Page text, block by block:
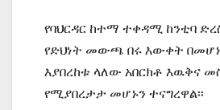
የባህርዳር ከተማ ተቀዳሚ ከንቲባ
የድህነት መውጫ በሩ እውቀት
እያበረከቱ ላለው አበርክቶ እዉቅና
የሚያበረታታ መሆኑን ተናግረዋል፡፡